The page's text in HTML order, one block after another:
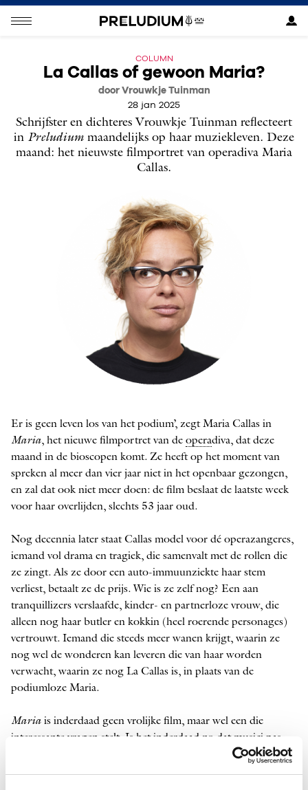
COLUMN
La Callas of gewoon Maria?
door Vrouwkje Tuinman
28 jan 2025
Schrijfster en dichteres Vrouwkje Tuinman reflecteert
in Preludium maandelijks op haar muziekleven. Deze
maand: het nieuwste filmportret van operadiva Maria
Callas.
FOTO: MILAGRO ELSTAK
Er is geen leven los van het ­podium’, zegt Maria Callas in
Maria, het nieuwe filmportret van de operadiva, dat deze
maand in de bioscopen komt. Ze heeft op het moment van
spreken al meer dan vier jaar niet in het openbaar gezongen,
en zal dat ook niet meer doen: de film beslaat de laatste week
voor haar overlijden, slechts 53 jaar oud.
Nog decennia later staat Callas model voor dé operazangeres,
iemand vol drama en tragiek, die samenvalt met de rollen die
ze zingt. Als ze door een auto-immuunziekte haar stem
verliest, betaalt ze de prijs. Wie is ze zelf nog? Een aan
tranquillizers verslaafde, kinder- en ­partnerloze vrouw, die
alleen nog haar butler en kokkin (heel roerende personages)
vertrouwt. Iemand die steeds meer wanen krijgt, waarin ze
nog wel de wonderen kan leveren die van haar worden
verwacht, waarin ze nog La Callas is, in plaats van de
podiumloze Maria.
Maria is inderdaad geen vrolijke film, maar wel een die
interessante vragen stelt. Is het inderdaad zo dat musici pas
écht overtuigen op het moment dat ze hun hele identiteit in